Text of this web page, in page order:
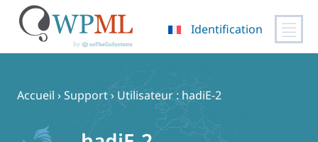
contenu
Identification
Accueil ›Support› Utilisateur : hadiE-2